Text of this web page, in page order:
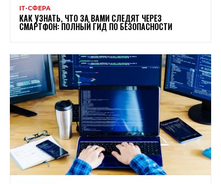
ІТ-СФЕРА
КАК УЗНАТЬ, ЧТО ЗА ВАМИ СЛЕДЯТ ЧЕРЕЗ
СМАРТФОН: ПОЛНЫЙ ГИД ПО БЕЗОПАСНОСТИ